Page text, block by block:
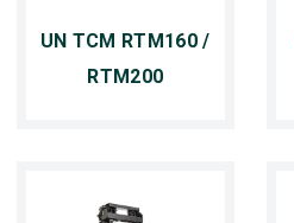
UN TCM RTM160 /
RTM200